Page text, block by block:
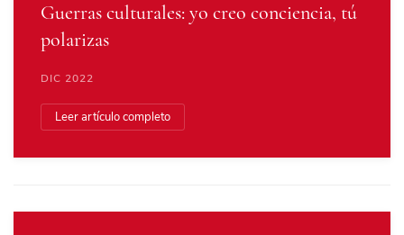
Guerras culturales: yo creo conciencia, tú
polarizas
DIC 2022
Leer artículo completo